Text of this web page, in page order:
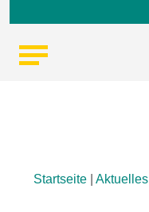
Startseite Aktuelles